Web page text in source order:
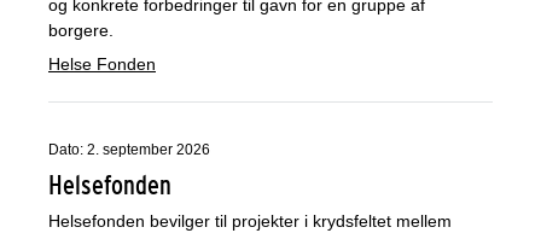
og konkrete forbedringer til gavn for en gruppe af
borgere.
Helse Fonden
Dato: 2. september 2026
Helsefonden
Helsefonden bevilger til projekter i krydsfeltet mellem